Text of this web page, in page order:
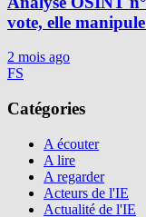
vote, elle
2 mois ago
FS
Catégories
A écouter
A lire
A regarder
Acteurs de l'IE
Actualité de l'IE